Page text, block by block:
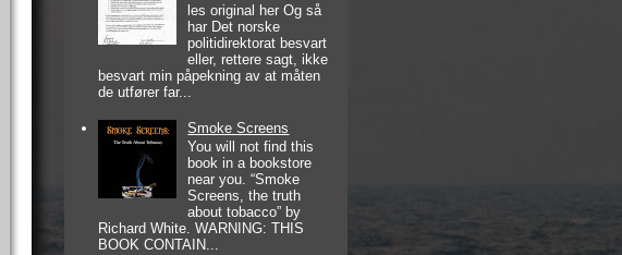
les original her Og så
har Det norske
politidirektorat besvart
eller, rettere sagt, ikke
besvart min påpekning av at måten
de utfører far...
Smoke Screens
You will not find this
book in a bookstore
near you. “Smoke
Screens, the truth
about tobacco” by
Richard White. WARNING: THIS
BOOK CONTAIN...